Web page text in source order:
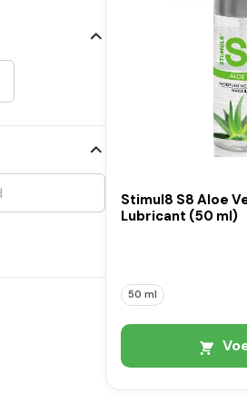
Stimul8 S8 Aloe
Lubricant (50 ml)
50 ml